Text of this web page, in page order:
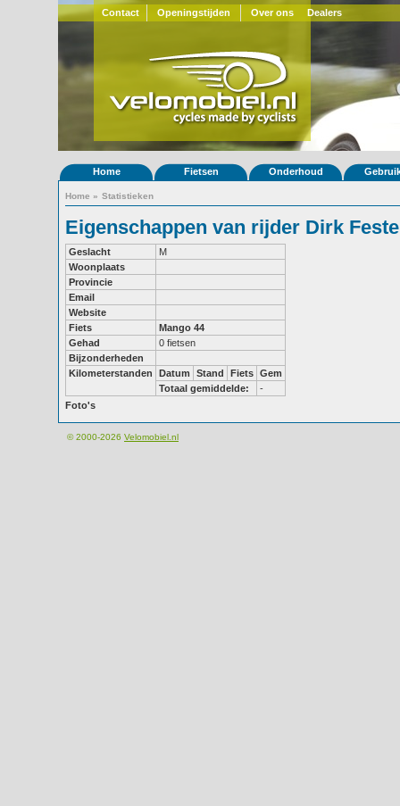
Contact Openingstijden Over ons Dealers
Home Fietsen Onderhoud
Home » Statistieken
Eigenschappen van rijder Dirk
Geslacht
M
Woonplaats
Provincie
Email
Website
Fiets
Mango 44
Gehad
0 fietsen
Bijzonderheden
Kilometerstanden
Datum Stand Fiets Gem
Totaal gemiddelde:
-
Foto's
© 2000-2026 Velomobiel.nl